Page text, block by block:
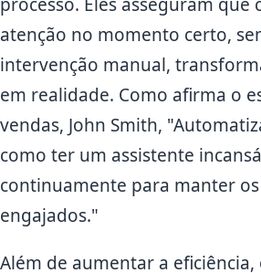
atenção no momento certo,
intervenção manual,
em realidade. Como afirma o
vendas, John Smith,
como ter um assistente
continuamente para manter
engajados."
Além de aumentar a